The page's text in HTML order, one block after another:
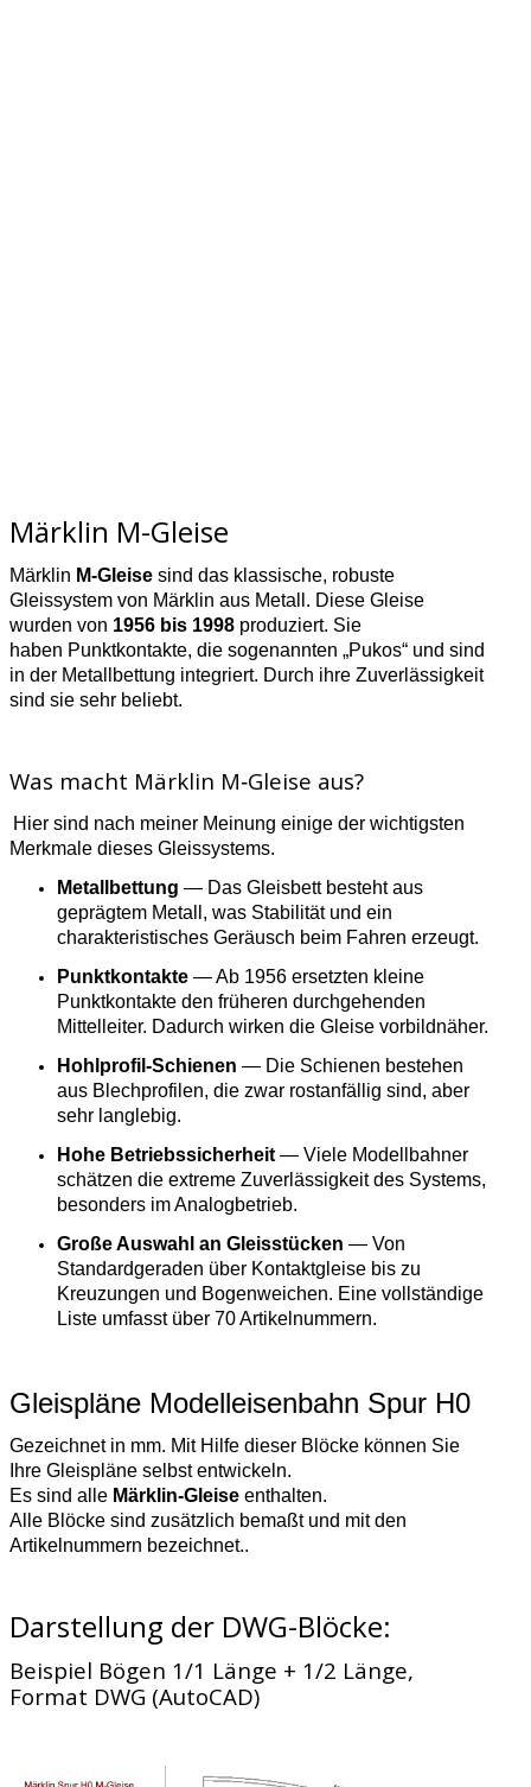
Märklin M-Gleise
Märklin M‑Gleise sind das klassische, robuste
Gleissystem von Märklin aus Metall. Diese Gleise
wurden von 1956 bis 1998 produziert. Sie
haben Punktkontakte, die sogenannten „Pukos“ und sind
in der Metallbettung integriert. Durch ihre Zuverlässigkeit
sind sie sehr beliebt.
Was macht Märklin M‑Gleise aus?
Hier sind nach meiner Meinung einige der wichtigsten
Merkmale dieses Gleissystems.
Metallbettung — Das Gleisbett besteht aus
geprägtem Metall, was Stabilität und ein
charakteristisches Geräusch beim Fahren erzeugt.
Punktkontakte — Ab 1956 ersetzten kleine
Punktkontakte den früheren durchgehenden
Mittelleiter. Dadurch wirken die Gleise vorbildnäher.
Hohlprofil-Schienen — Die Schienen bestehen
aus Blechprofilen, die zwar rostanfällig sind, aber
sehr langlebig.
Hohe Betriebssicherheit — Viele Modellbahner
schätzen die extreme Zuverlässigkeit des Systems,
besonders im Analogbetrieb.
Große Auswahl an Gleisstücken — Von
Standardgeraden über Kontaktgleise bis zu
Kreuzungen und Bogenweichen. Eine vollständige
Liste umfasst über 70 Artikelnummern.
Gleispläne Modelleisenbahn Spur H0
Gezeichnet in mm. Mit Hilfe dieser Blöcke können Sie
Ihre Gleispläne selbst entwickeln.
Es sind alle Märklin-Gleise enthalten.
Alle Blöcke sind zusätzlich bemaßt und mit den
Artikelnummern bezeichnet..
Darstellung der DWG-Blöcke:
Beispiel Bögen 1/1 Länge + 1/2 Länge,
Format DWG (AutoCAD)